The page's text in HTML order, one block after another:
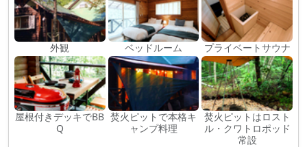
外観 ベッドルーム プライベートサウナ
屋根付きデッキでBB
Q
焚火ピットで本格キ
ャンプ料理
焚火ピットはロスト
ル・クワトロポッド
常設